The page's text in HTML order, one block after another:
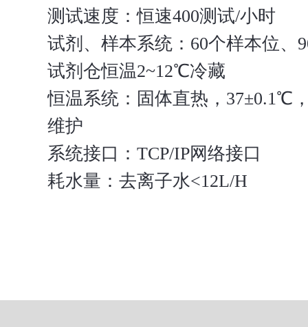
测试速度：恒速400测试/小时
试剂、样本系统：60个样本位、
试剂仓恒温2~12℃冷藏
恒温系统：固体直热，37±0.1℃
维护
系统接口：TCP/IP网络接口
耗水量：去离子水<12L/H